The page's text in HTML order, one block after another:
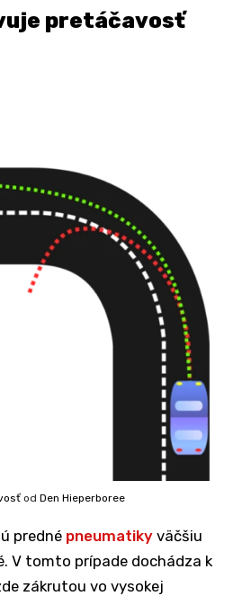
pretáčavosť
od Den Hieperboree
predné pneumatiky väčšiu
V tomto prípade dochádza k
zákrutou vo vysokej